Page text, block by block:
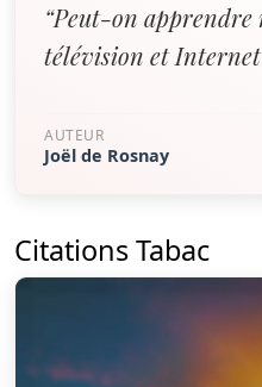
“Peut-on apprendre
télévision et Internet
AUTEUR
Joël de Rosnay
Citations Tabac